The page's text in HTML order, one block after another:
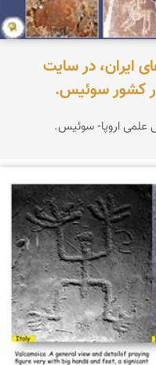
ایران، در سایت
در کشور سوئیس.